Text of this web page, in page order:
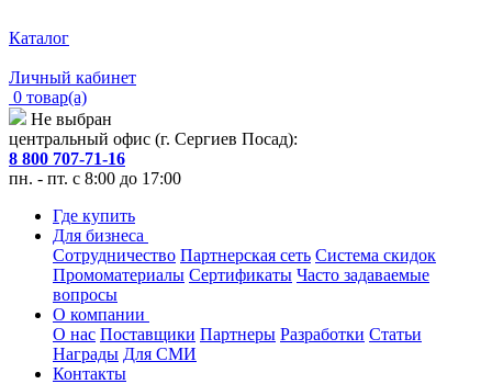
Каталог
Личный кабинет
0 товар(а)
Не выбран
центральный офис (г. Сергиев Посад):
8 800 707-71-16
пн. - пт. с 8:00 до 17:00
Где купить
Для бизнеса
Сотрудничество Партнерская сеть Система скидок
Промоматериалы Сертификаты Часто задаваемые
вопросы
О компании
О нас Поставщики Партнеры Разработки Статьи
Награды Для СМИ
Контакты